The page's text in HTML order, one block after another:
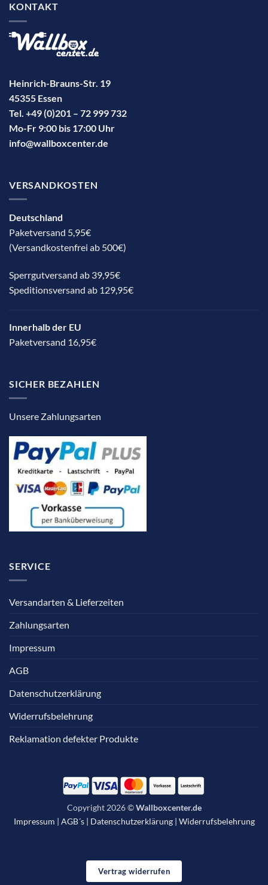
KONTAKT
Heinrich-Brauns-Str. 19
45355 Essen
Tel. +49 (0)201 – 72 999 732
Mo-Fr 9:00 bis 17:00 Uhr
info@wallboxcenter.de
VERSANDKOSTEN
Deutschland
Paketversand 5,95€
(Versandkostenfrei ab 500€)
Sperrgutversand ab 39,95€
Speditionsversand ab 129,95€
Innerhalb der EU
Paketversand 16,95€
SICHER BEZAHLEN
Unsere Zahlungsarten
SERVICE
Versandarten & Lieferzeiten
Zahlungsarten
Impressum
AGB
Datenschutzerklärung
Widerrufsbelehrung
Reklamation defekter Produkte
Copyright 2026 ©Wallboxcenter.de
Impressum | AGB´s| Datenschutzerklärung| Widerrufsbelehrung
Vertrag widerrufen